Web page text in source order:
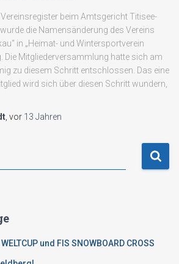
beim Amtsgericht Titisee-
die Namensänderung des Vereins
in „Heimat- und Wintersportverein
Die Mitgliederversammlung hatte sich am
zu diesem Schritt entschlossen. Das eine
wird sich über diesen Schritt wundern,
, vor 13 Jahren
und FIS SNOWBOARD CROSS